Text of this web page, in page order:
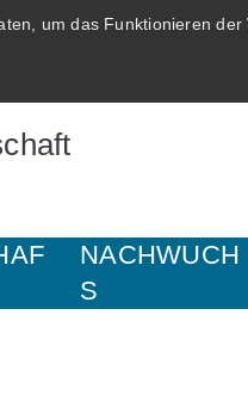
um das Funktionieren
NACHWUCH
S